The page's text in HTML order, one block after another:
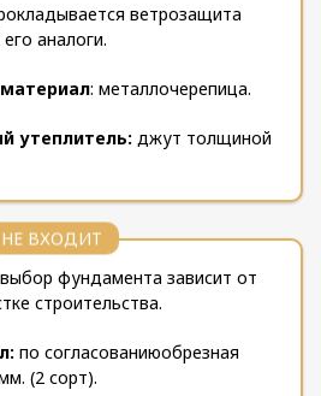
ветрозащита
аналоги.
: металлочерепица.
утеплитель: джут толщиной
НЕ ВХОДИТ
выбор фундамента зависит от
строительства.
по согласованиюобрезная
(2 сорт).